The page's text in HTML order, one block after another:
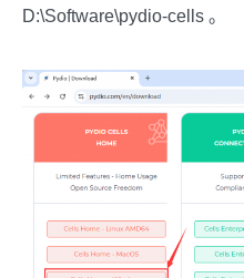
D:\Software\pydio-cells 。